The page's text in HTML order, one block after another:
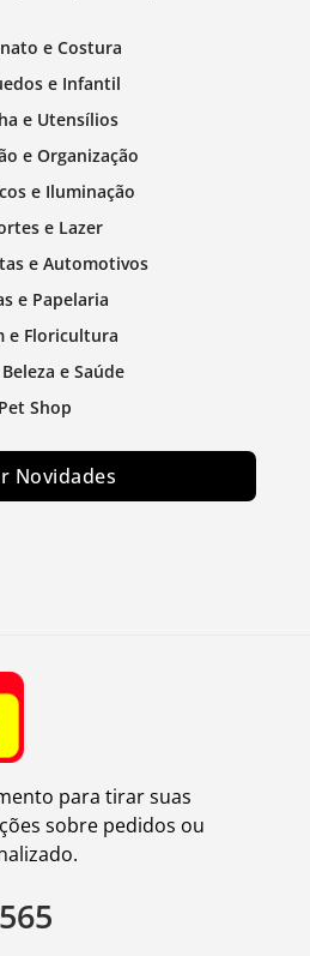
e Costura
e Infantil
e Utensílios
e Organização
e Iluminação
e Lazer
e Automotivos
e Papelaria
e Floricultura
e Saúde
Pet Shop
Novidades
para tirar suas
sobre pedidos ou